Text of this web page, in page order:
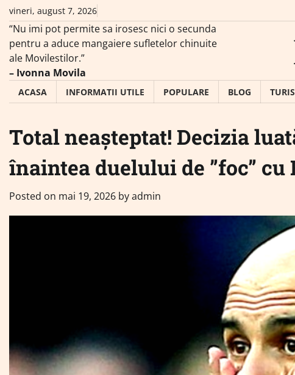
Skip
content
vineri, august 7, 2026
“Nu imi pot permite sa irosesc nici o secunda
pentru a aduce mangaiere sufletelor chinuite
ale Movilestilor.”
– Ivonna Movila
ACASA INFORMATII UTILE POPULARE BLOG
Total neașteptat! Decizia
înaintea duelului de ”foc” cu
Posted on mai 19, 2026 byadmin